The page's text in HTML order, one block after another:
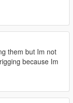
them but Im not
because Im